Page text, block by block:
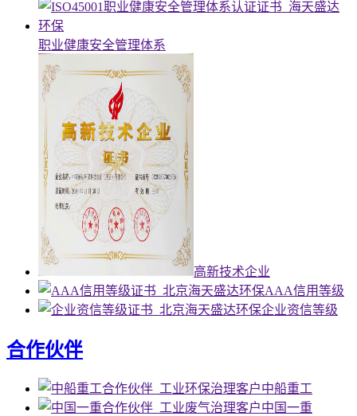
职业健康安全管理体系
高新技术企业
AAA信用等级
企业资信等级
合作伙伴
中船重工
中国一重